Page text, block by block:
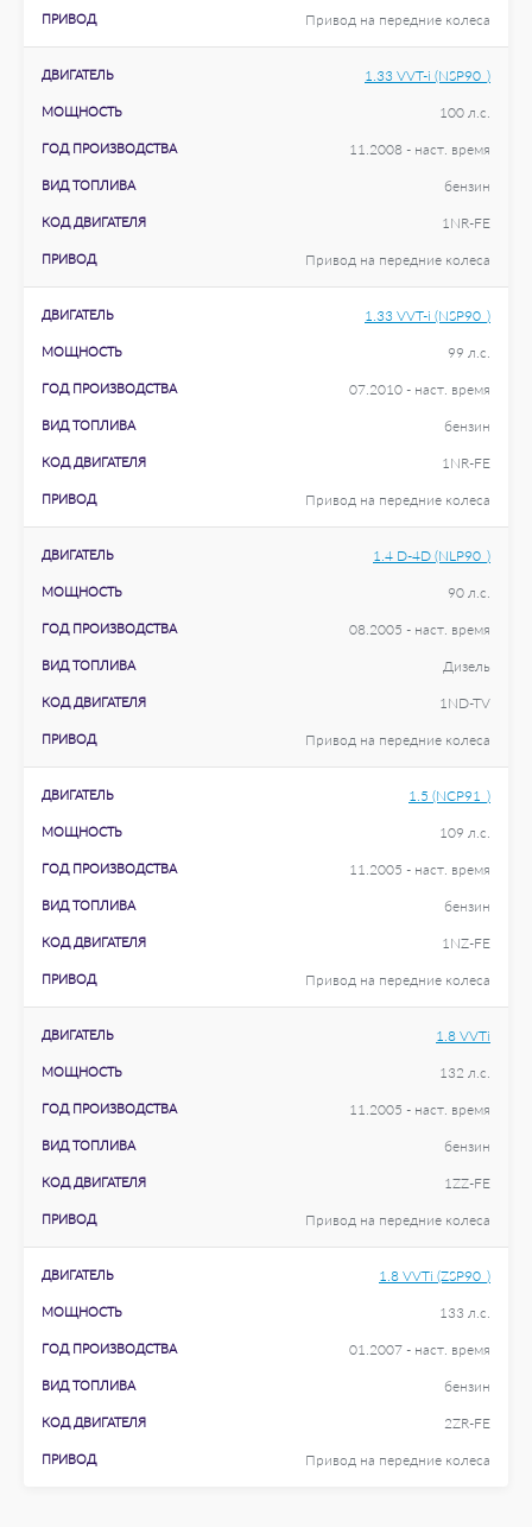
ПРИВОД Привод на передние колеса
ДВИГАТЕЛЬ 1.33 VVT-i (NSP90_)
МОЩНОСТЬ 100 л.с.
ГОД ПРОИЗВОДСТВА 11.2008 - наст. время
ВИД ТОПЛИВА бензин
КОД ДВИГАТЕЛЯ 1NR-FE
ПРИВОД Привод на передние колеса
ДВИГАТЕЛЬ 1.33 VVT-i (NSP90_)
МОЩНОСТЬ 99 л.с.
ГОД ПРОИЗВОДСТВА 07.2010 - наст. время
ВИД ТОПЛИВА бензин
КОД ДВИГАТЕЛЯ 1NR-FE
ПРИВОД Привод на передние колеса
ДВИГАТЕЛЬ 1.4 D-4D (NLP90_)
МОЩНОСТЬ 90 л.с.
ГОД ПРОИЗВОДСТВА 08.2005 - наст. время
ВИД ТОПЛИВА Дизель
КОД ДВИГАТЕЛЯ 1ND-TV
ПРИВОД Привод на передние колеса
ДВИГАТЕЛЬ 1.5 (NCP91_)
МОЩНОСТЬ 109 л.с.
ГОД ПРОИЗВОДСТВА 11.2005 - наст. время
ВИД ТОПЛИВА бензин
КОД ДВИГАТЕЛЯ 1NZ-FE
ПРИВОД Привод на передние колеса
ДВИГАТЕЛЬ 1.8 VVTi
МОЩНОСТЬ 132 л.с.
ГОД ПРОИЗВОДСТВА 11.2005 - наст. время
ВИД ТОПЛИВА бензин
КОД ДВИГАТЕЛЯ 1ZZ-FE
ПРИВОД Привод на передние колеса
ДВИГАТЕЛЬ 1.8 VVTi (ZSP90_)
МОЩНОСТЬ 133 л.с.
ГОД ПРОИЗВОДСТВА 01.2007 - наст. время
ВИД ТОПЛИВА бензин
КОД ДВИГАТЕЛЯ 2ZR-FE
ПРИВОД Привод на передние колеса